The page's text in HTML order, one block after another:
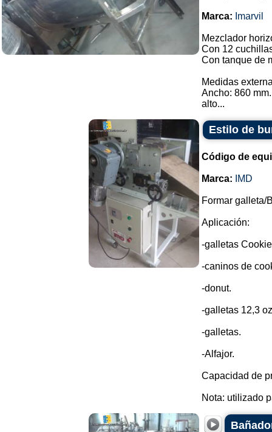
Marca: Imarvil
Mezclador
Con 12
Con tanque de
Medidas
Ancho: 860 mm.
alto...
Estilo de
Código de
Marca: IMD
Formar galleta/
Aplicación:
-galletas
-caninos de
-donut.
-galletas 12,3
-galletas.
-Alfajor.
Capacidad de
Nota: utilizado